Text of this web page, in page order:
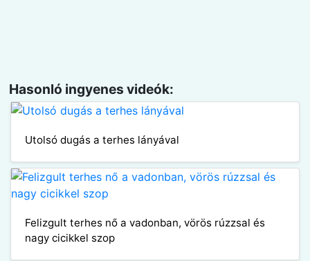
Hasonló ingyenes videók:
Utolsó dugás a terhes lányával
Felizgult terhes nő a vadonban, vörös rúzzsal és
nagy cicikkel szop